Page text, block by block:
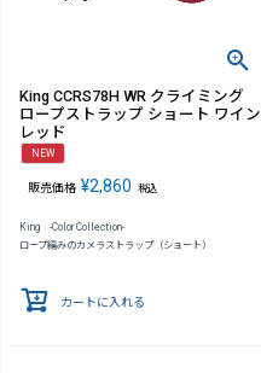
King CCRS78H WR クライミング
ロープストラップ ショート ワイン
レッド
NEW
販売価格 ¥2,860 税込
King -Color Collection-
ロープ編みのカメラストラップ（ショート）
カートに入れる